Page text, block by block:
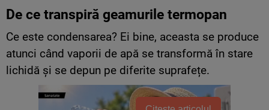
De ce transpiră geamurile termopan
Ce este condensarea? Ei bine, aceasta se produce
atunci când vaporii de apă se transformă în stare
lichidă și se depun pe diferite suprafețe.